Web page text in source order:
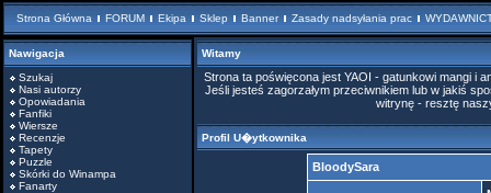
Strona Główna FORUM Ekipa Sklep Banner Zasady nadsyłania prac
Nawigacja
Szukaj
Nasi autorzy
Opowiadania
Fanfiki
Wiersze
Recenzje
Tapety
Puzzle
Skórki do Winampa
Fanarty
Witamy
Strona ta poświęcona jest YAOI - gatunkowi mangi i
Jeśli jesteś zagorzałym przeciwnikiem lub w jakiś
witrynę - resztę
Profil U�ytkownika
BloodySara